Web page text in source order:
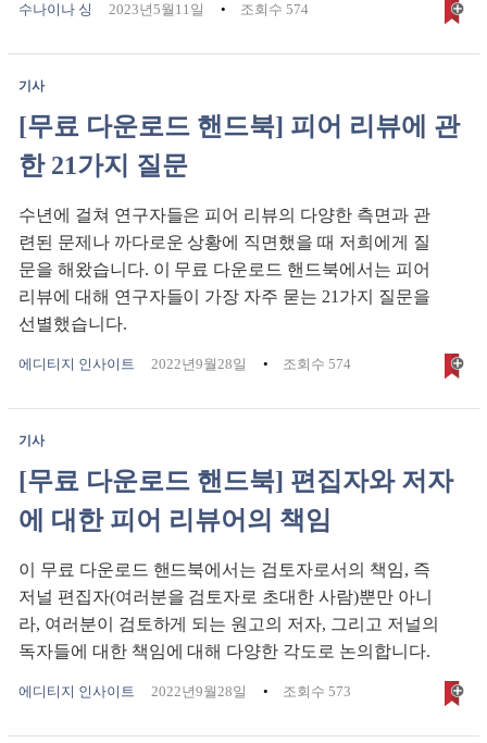
수나이나 싱 2023년5월11일 조회수 574
기사
[무료 다운로드 핸드북] 피어 리뷰에 관
한 21가지 질문
수년에 걸쳐 연구자들은 피어 리뷰의 다양한 측면과 관
련된 문제나 까다로운 상황에 직면했을 때 저희에게 질
문을 해왔습니다. 이 무료 다운로드 핸드북에서는 피어
리뷰에 대해 연구자들이 가장 자주 묻는 21가지 질문을
선별했습니다.
에디티지 인사이트 2022년9월28일 조회수 574
기사
[무료 다운로드 핸드북] 편집자와 저자
에 대한 피어 리뷰어의 책임
이 무료 다운로드 핸드북에서는 검토자로서의 책임, 즉
저널 편집자(여러분을 검토자로 초대한 사람)뿐만 아니
라, 여러분이 검토하게 되는 원고의 저자, 그리고 저널의
독자들에 대한 책임에 대해 다양한 각도로 논의합니다.
에디티지 인사이트 2022년9월28일 조회수 573